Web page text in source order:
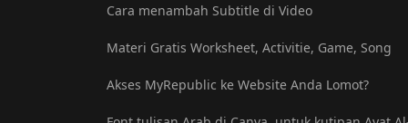
Cara menambah Subtitle di Video
Materi Gratis Worksheet, Activitie, Game, Song
Akses MyRepublic ke Website Anda Lomot?